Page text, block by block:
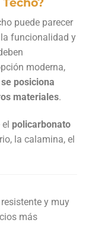
puede parecer
funcionalidad y
moderna,
posiciona
materiales.
policarbonato
la calamina, el
y muy
más